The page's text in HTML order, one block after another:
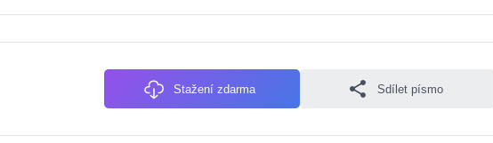
Stažení zdarma Sdílet písmo